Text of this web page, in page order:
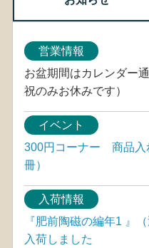
営業情報
お盆期間はカレンダー
祝のみお休みです）
イベント
300円コーナー 商品入
冊）
入荷情報
『肥前陶磁の編年1 』
入荷しました